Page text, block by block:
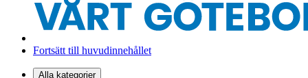
Fortsätt till huvudinnehållet
Alla kategorier